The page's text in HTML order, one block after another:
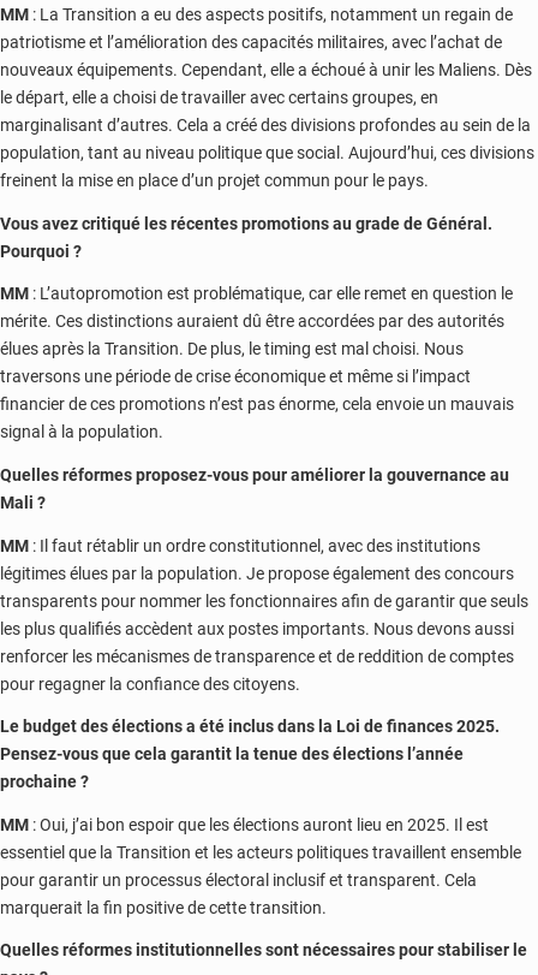
MM : La Transition a eu des aspects positifs, notamment un regain de
patriotisme et l’amélioration des capacités militaires, avec l’achat de
nouveaux équipements. Cependant, elle a échoué à unir les Maliens. Dès
le départ, elle a choisi de travailler avec certains groupes, en
marginalisant d’autres. Cela a créé des divisions profondes au sein de la
population, tant au niveau politique que social. Aujourd’hui, ces divisions
freinent la mise en place d’un projet commun pour le pays.
Vous avez critiqué les récentes promotions au grade de Général.
Pourquoi ?
MM : L’autopromotion est problématique, car elle remet en question le
mérite. Ces distinctions auraient dû être accordées par des autorités
élues après la Transition. De plus, le timing est mal choisi. Nous
traversons une période de crise économique et même si l’impact
financier de ces promotions n’est pas énorme, cela envoie un mauvais
signal à la population.
Quelles réformes proposez-vous pour améliorer la gouvernance au
Mali ?
MM : Il faut rétablir un ordre constitutionnel, avec des institutions
légitimes élues par la population. Je propose également des concours
transparents pour nommer les fonctionnaires afin de garantir que seuls
les plus qualifiés accèdent aux postes importants. Nous devons aussi
renforcer les mécanismes de transparence et de reddition de comptes
pour regagner la confiance des citoyens.
Le budget des élections a été inclus dans la Loi de finances 2025.
Pensez-vous que cela garantit la tenue des élections l’année
prochaine ?
MM : Oui, j’ai bon espoir que les élections auront lieu en 2025. Il est
essentiel que la Transition et les acteurs politiques travaillent ensemble
pour garantir un processus électoral inclusif et transparent. Cela
marquerait la fin positive de cette transition.
Quelles réformes institutionnelles sont nécessaires pour stabiliser le